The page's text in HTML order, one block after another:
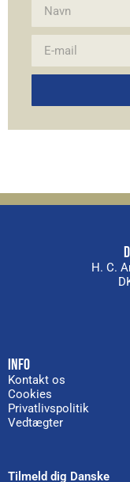
H. C.
INFO
Kontakt os
Cookies
Privatlivspolitik
Vedtægter
Tilmeld dig Danske